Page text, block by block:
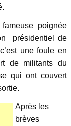
poignée
présidentiel de
une foule en
de militants du
qui ont couvert
Après les
brèves